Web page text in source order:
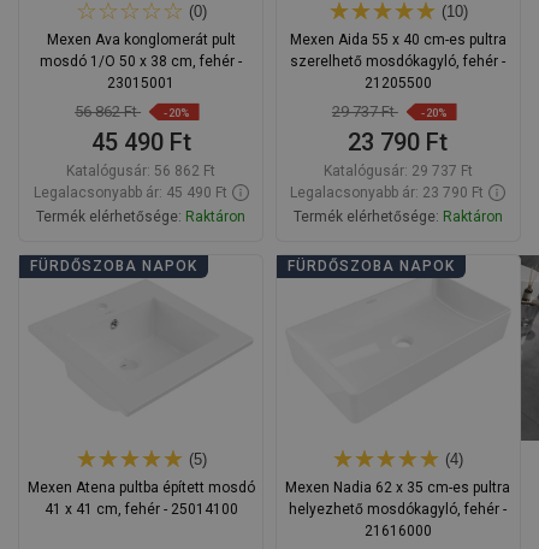
(0)
Mexen Ava konglomerát pult
mosdó 1/O 50 x 38 cm, fehér -
23015001
56 862 Ft -20%
45 490 Ft
Katalógusár: 56 862 Ft
Legalacsonyabb ár: 45 490 Ft
Termék elérhetősége: Raktáron
Kosárba
Hasonlítsa
(10)
Mexen Aida 55 x 40 cm-es pultra
szerelhető mosdókagyló, fehér -
21205500
29 737 Ft -20%
23 790 Ft
Katalógusár: 29 737 Ft
Legalacsonyabb ár: 23 790 Ft
Termék elérhetősége: Raktáron
Kosárba
FÜRDŐSZOBA NAPOK
(5)
Mexen Atena pultba épített mosdó
41 x 41 cm, fehér - 25014100
FÜRDŐSZOBA NAPOK
(4)
Mexen Nadia 62 x 35 cm-es pultra
helyezhető mosdókagyló, fehér -
21616000